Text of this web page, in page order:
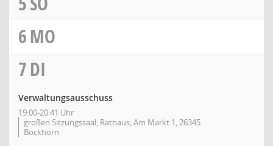
6MO
7DI
Verwaltungsausschuss
19:00-20:41 Uhr
großen Sitzungssaal, Rathaus, Am Markt 1, 26345
Bockhorn